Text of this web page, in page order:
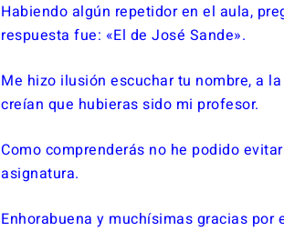
Habiendo algún repetidor en el aula,
respuesta fue: «El de José Sande».
Me hizo ilusión escuchar tu nombre, a
creían que hubieras sido mi profesor.
Como comprenderás no he podido
asignatura.
Enhorabuena y muchísimas gracias por